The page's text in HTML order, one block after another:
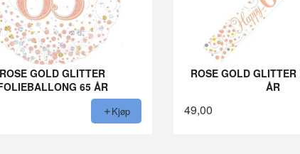
ROSE GOLD GLITTER
65 ÅR
Kjøp
ROSE GOLD
ÅR
49,00